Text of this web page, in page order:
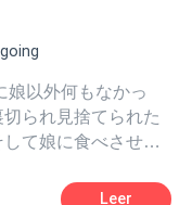
娘以外何もなかっ
られ見捨てられた
て娘に食べさせる
ク・ケラー（Zack
Leer